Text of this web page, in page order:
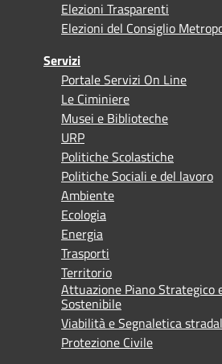
Elezioni Trasparenti
Elezioni del Consiglio
Servizi
Portale Servizi On Line
Le Ciminiere
Musei e Biblioteche
URP
Politiche Scolastiche
Politiche Sociali e del lavoro
Ambiente
Ecologia
Energia
Trasporti
Territorio
Attuazione Piano Strategico
Sostenibile
Viabilità e Segnaletica
Protezione Civile